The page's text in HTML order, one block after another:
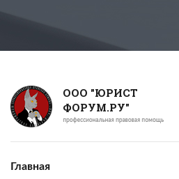
ООО "ЮРИСТ
ФОРУМ.РУ"
Главная